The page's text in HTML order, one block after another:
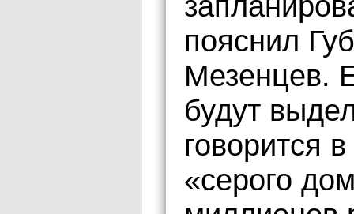
пояснил
Мезенцев.
будут
говорится
«серого